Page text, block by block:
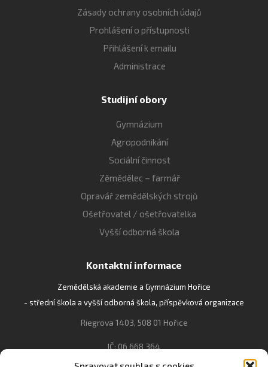
Zásady ochrany osobních údajů
Prohlášení o přístupnosti
Přihlášení k emailu
Administrace
Studijní obory
Gymnázium
Agropodnikání
Sociální činnost
Zěmědělec – farmář
Opravář zemědělských strojů
Ošetřovatel / ošetřovatelka
Vyšší odborná škola
Kontaktní informace
Zemědělská akademie a Gymnázium Hořice
- střední škola a vyšší odborná škola, příspěvková organizace
Riegrova 1403, 508 01 Hořice
IČ: 06 668 364